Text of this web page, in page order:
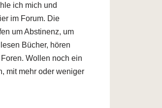
ich mich und
im Forum. Die
um Abstinenz, um
Bücher, hören
Wollen noch ein
mit mehr oder weniger